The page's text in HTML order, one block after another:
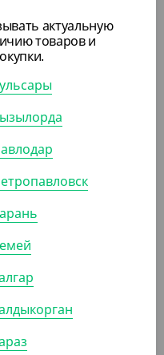
двойной
актуальную
товаров и